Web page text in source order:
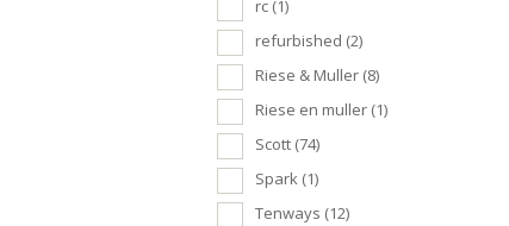
rc (1)
refurbished (2)
Riese & Muller (8)
Riese en muller (1)
Scott (74)
Spark (1)
Tenways (12)